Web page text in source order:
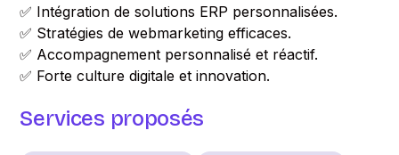
✅ Intégration de solutions ERP personnalisées.
✅ Stratégies de webmarketing efficaces.
✅ Accompagnement personnalisé et réactif.
✅ Forte culture digitale et innovation.
Services proposés